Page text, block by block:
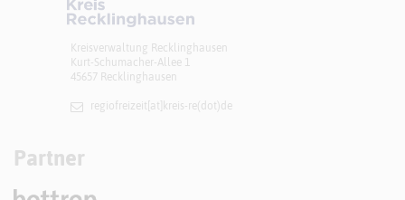
Kreisverwaltung Recklinghausen
Kurt-Schumacher-Allee 1
45657 Recklinghausen
regiofreizeit[at]​kreis-re(dot)de
Partner